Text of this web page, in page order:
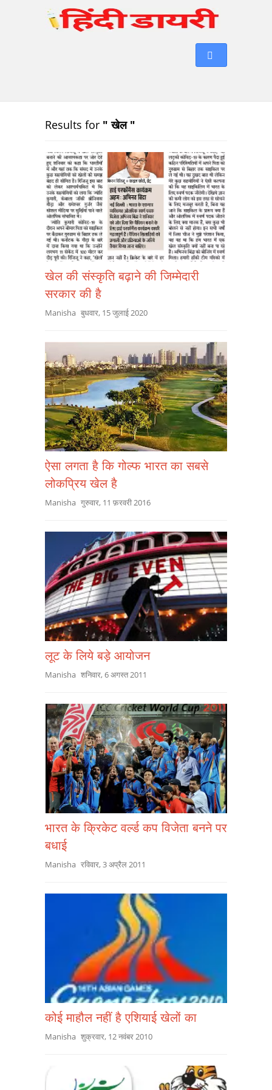
Results for " खेल "
खेल की संस्कृति बढ़ाने की जिम्मेदारी
सरकार की है
Manisha बुधवार, 15 जुलाई 2020
ऐसा लगता है कि गोल्फ भारत का सबसे
लोकप्रिय खेल है
Manisha गुरुवार, 11 फ़रवरी 2016
लूट के लिये बड़े आयोजन
Manisha शनिवार, 6 अगस्त 2011
भारत के क्रिकेट वर्ल्ड कप विजेता बनने पर
बधाई
Manisha रविवार, 3 अप्रैल 2011
कोई माहौल नहीं है एशियाई खेलों का
Manisha शुक्रवार, 12 नवंबर 2010